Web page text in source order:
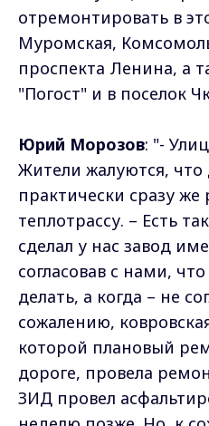
отремонтировать в
Муромская,
проспекта Ленина, а
"Погост" и в поселок
Юрий Морозов: "-
Жители жалуются, что
практически сразу же
теплотрассу. – Есть
сделал у нас завод
согласовав с нами,
делать, а когда – не
сожалению,
которой плановый
дороге, провела
ЗИД провел